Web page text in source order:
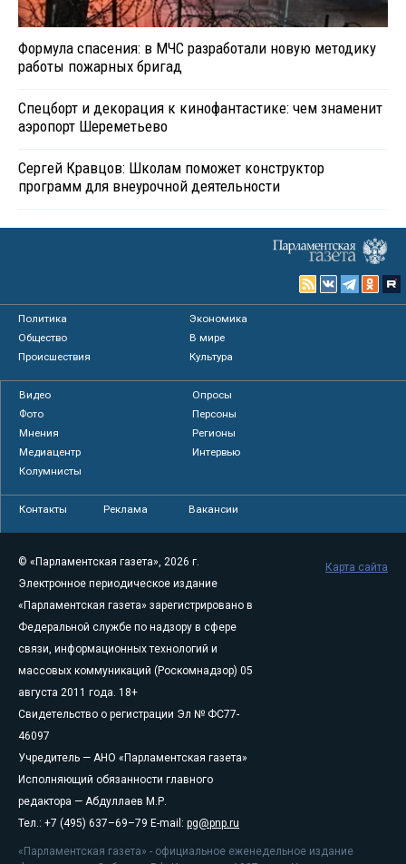
Формула спасения: в МЧС разработали новую методику
работы пожарных бригад
Спецборт и декорация к кинофантастике: чем знаменит
аэропорт Шереметьево
Сергей Кравцов: Школам поможет конструктор
программ для внеурочной деятельности
Политика
Экономика
Общество
В мире
Происшествия
Культура
Видео
Опросы
Фото
Персоны
Мнения
Регионы
Медиацентр
Интервью
Колумнисты
Контакты Реклама Вакансии
© «Парламентская газета», 2026 г.
Электронное периодическое издание
«Парламентская газета» зарегистрировано в
Федеральной службе по надзору в сфере
связи, информационных технологий и
массовых коммуникаций (Роскомнадзор) 05
августа 2011 года. 18+
Свидетельство о регистрации Эл № ФС77-
46097
Учредитель — АНО «Парламентская газета»
Исполняющий обязанности главного
редактора — Абдуллаев М.Р.
Тел.: +7 (495) 637–69–79 E-mail: pg@pnp.ru
«Парламентская газета» - официальное еженедельное издание
Карта сайта